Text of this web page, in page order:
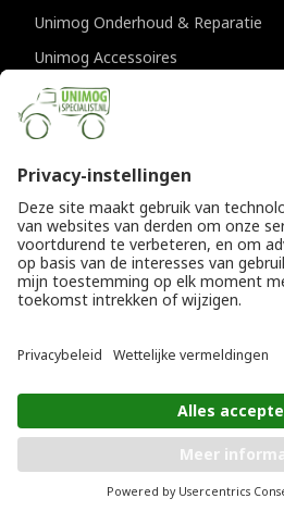
PLAATS
Unimog Onderhoud & Reparatie
Unimog Accessoires
Unimog APK-keuringen
CONTACTGEGEVENS
Unimogspecialist
5334 JK Velddriel
T0418 632073
Einfo@unimogspecialist.nl
© Copyright 2026